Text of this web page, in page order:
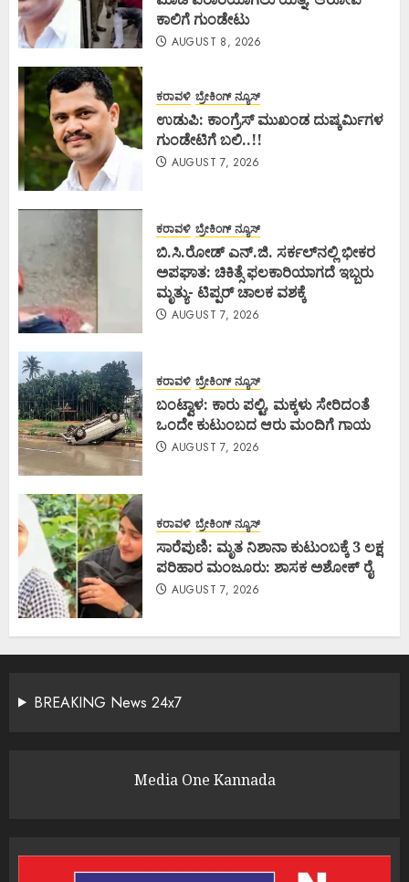
ಕಾಲಿಗೆ ಗುಂಡೇಟು
AUGUST 8, 2026
ಕರಾವಳಿ ಬ್ರೇಕಿಂಗ್ ನ್ಯೂಸ್
ಉಡುಪಿ: ಕಾಂಗ್ರೆಸ್ ಮುಖಂಡ ದುಷ್ಕರ್ಮಿಗಳ
ಗುಂಡೇಟಿಗೆ ಬಲಿ..!!
AUGUST 7, 2026
ಕರಾವಳಿ ಬ್ರೇಕಿಂಗ್ ನ್ಯೂಸ್
ಬಿ.ಸಿ.ರೋಡ್ ಎನ್.ಜಿ. ಸರ್ಕಲ್‌ನಲ್ಲಿ ಭೀಕರ
ಅಪಘಾತ: ಚಿಕಿತ್ಸೆ ಫಲಕಾರಿಯಾಗದೆ ಇಬ್ಬರು
ಮೃತ್ಯು- ಟಿಪ್ಪರ್ ಚಾಲಕ ವಶಕ್ಕೆ
AUGUST 7, 2026
ಕರಾವಳಿ ಬ್ರೇಕಿಂಗ್ ನ್ಯೂಸ್
ಬಂಟ್ವಾಳ: ಕಾರು ಪಲ್ಟಿ, ಮಕ್ಕಳು ಸೇರಿದಂತೆ
ಒಂದೇ ಕುಟುಂಬದ ಆರು ಮಂದಿಗೆ ಗಾಯ
AUGUST 7, 2026
ಕರಾವಳಿ ಬ್ರೇಕಿಂಗ್ ನ್ಯೂಸ್
ಸಾರೆಪುಣಿ: ಮೃತ ನಿಶಾನಾ ಕುಟುಂಬಕ್ಕೆ 3 ಲಕ್ಷ
ಪರಿಹಾರ ಮಂಜೂರು: ಶಾಸಕ ಅಶೋಕ್ ರೈ
AUGUST 7, 2026
BREAKING News 24x7
Media One Kannada